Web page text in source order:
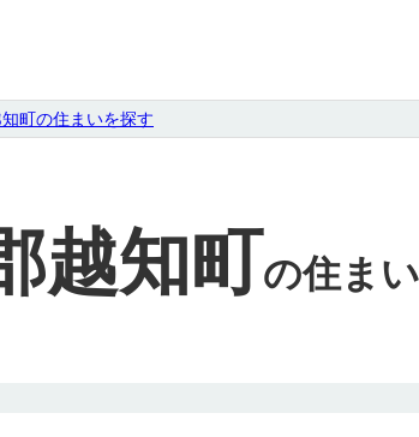
町の住まいを探す
越知町の住ま